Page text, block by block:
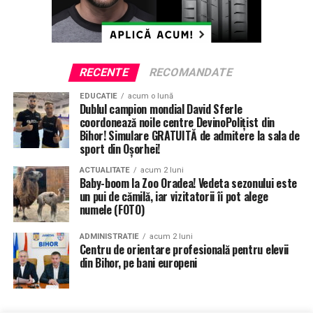
RECENTE RECOMANDATE
EDUCATIE acum o lună
Dublul campion mondial David Sferle
coordonează noile centre DevinoPolițist din
Bihor! Simulare GRATUITĂ de admitere la sala de
sport din Oșorhei!
ACTUALITATE acum 2 luni
Baby-boom la Zoo Oradea! Vedeta sezonului este
un pui de cămilă, iar vizitatorii îi pot alege
numele (FOTO)
ADMINISTRATIE acum 2 luni
Centru de orientare profesională pentru elevii
din Bihor, pe bani europeni